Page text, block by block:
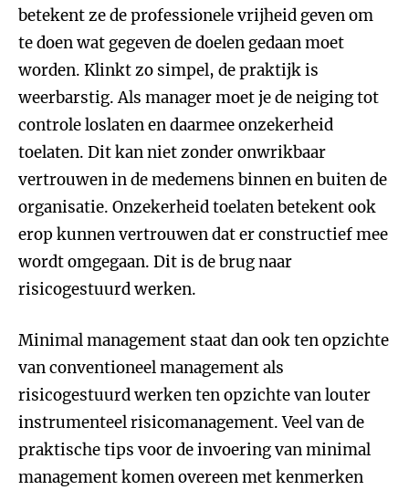
betekent ze de professionele vrijheid geven om
te doen wat gegeven de doelen gedaan moet
worden. Klinkt zo simpel, de praktijk is
weerbarstig. Als manager moet je de neiging tot
controle loslaten en daarmee onzekerheid
toelaten. Dit kan niet zonder onwrikbaar
vertrouwen in de medemens binnen en buiten de
organisatie. Onzekerheid toelaten betekent ook
erop kunnen vertrouwen dat er constructief mee
wordt omgegaan. Dit is de brug naar
risicogestuurd werken.
Minimal management staat dan ook ten opzichte
van conventioneel management als
risicogestuurd werken ten opzichte van louter
instrumenteel risicomanagement. Veel van de
praktische tips voor de invoering van minimal
management komen overeen met kenmerken